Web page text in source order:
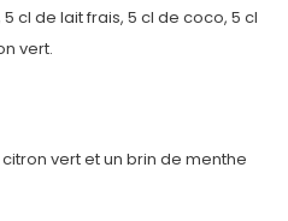
5 cl de lait frais, 5 cl de coco, 5 cl
vert.
vert et un brin de menthe